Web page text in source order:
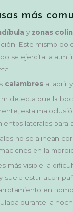
más
y zonas
Este mismo
se ejercita la atm
calambres al abrir
detecta que la
esta
laterales para
no se alinean
en la
más visible la
suele estar
en
durante la